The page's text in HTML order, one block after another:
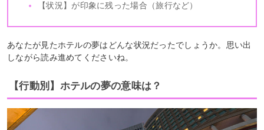
【状況】が印象に残った場合（旅行など）
あなたが見たホテルの夢はどんな状況だったでしょうか。思い出
しながら読み進めてくださいね。
【行動別】ホテルの夢の意味は？